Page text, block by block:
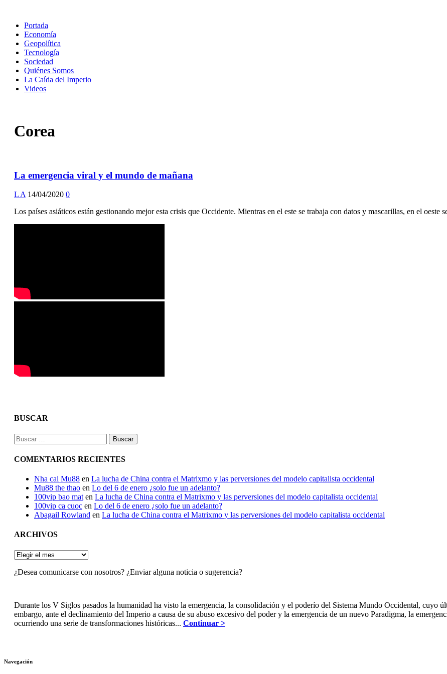
Portada
Economía
Geopolítica
Tecnología
Sociedad
Quiénes Somos
La Caída del Imperio
Videos
Corea
La emergencia viral y el mundo de mañana
L A 14/04/2020 0
Los países asiáticos están gestionando mejor esta crisis que Occidente. Mientras en el este se trabaja con datos y mascarillas, en el oeste
BUSCAR
Buscar:
COMENTARIOS RECIENTES
Nha cai Mu88 en La lucha de China contra el Matrixmo y las perversiones del modelo capitalista occidental
Mu88 the thao en Lo del 6 de enero ¿solo fue un adelanto?
100vip bao mat en La lucha de China contra el Matrixmo y las perversiones del modelo capitalista occidental
100vip ca cuoc en Lo del 6 de enero ¿solo fue un adelanto?
Abagail Rowland en La lucha de China contra el Matrixmo y las perversiones del modelo capitalista occidental
ARCHIVOS
ARCHIVOS
¿Desea comunicarse con nosotros? ¿Enviar alguna noticia o sugerencia?
Durante los V Siglos pasados la humanidad ha visto la emergencia, la consolidación y el poderío del Sistema Mundo Occidental, cuyo
embargo, ante el declinamiento del Imperio a causa de su abuso excesivo del poder y la emergencia de un nuevo Paradigma, la
ocurriendo una serie de transformaciones históricas... Continuar >
Navegación